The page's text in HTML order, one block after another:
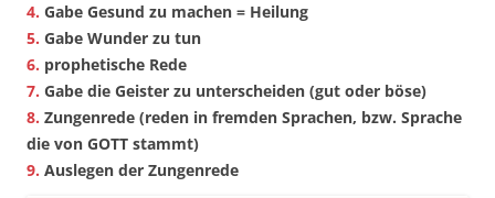
4. Gabe Gesund zu machen = Heilung
5. Gabe Wunder zu tun
6. prophetische Rede
7. Gabe die Geister zu unterscheiden (gut oder böse)
8. Zungenrede (reden in fremden Sprachen, bzw. Sprache
die von GOTT stammt)
9. Auslegen der Zungenrede